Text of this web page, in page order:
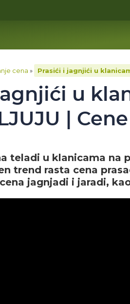
cena » Prasići i jagnjići u
u
|
teladi u klanicama na
trend rasta cena
jagnjadi i jaradi,